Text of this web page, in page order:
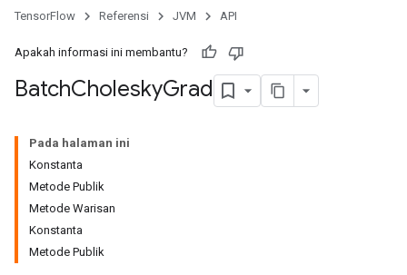
TensorFlow Referensi JVM API
Apakah informasi ini membantu?
BatchCholeskyGrad
Pada halaman ini
Konstanta
Metode Publik
Metode Warisan
Konstanta
Metode Publik